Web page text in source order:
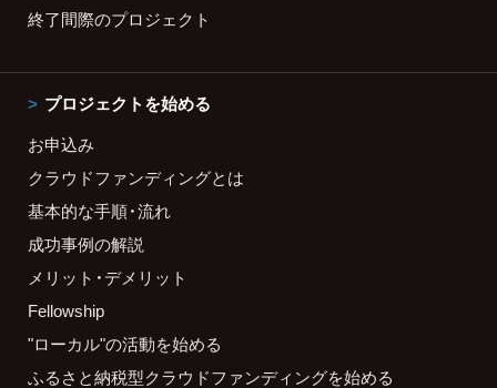
終了間際のプロジェクト
プロジェクトを始める
お申込み
クラウドファンディングとは
基本的な手順・流れ
成功事例の解説
メリット・デメリット
Fellowship
"ローカル"の活動を始める
ふるさと納税型クラウドファンディングを始める